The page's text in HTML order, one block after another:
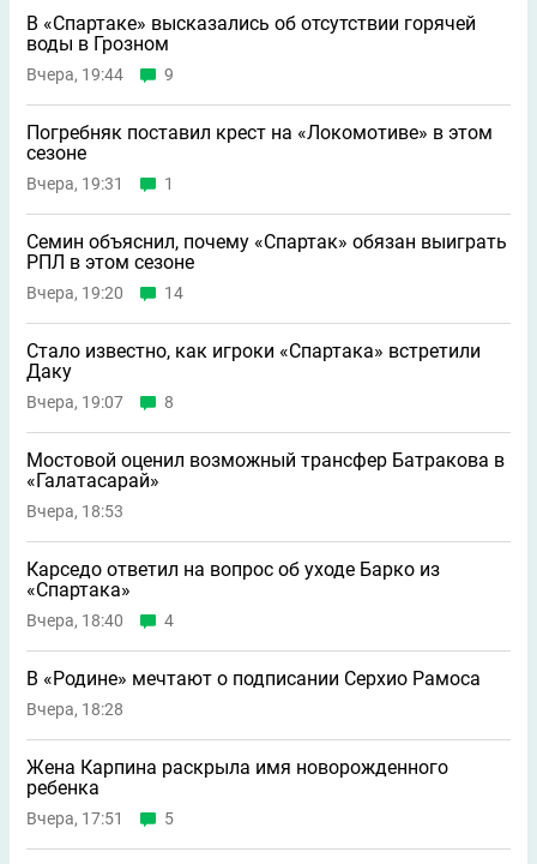
В «Спартаке» высказались об отсутствии горячей
воды в Грозном
Вчера, 19:44 9
Погребняк поставил крест на «Локомотиве» в этом
сезоне
Вчера, 19:31 1
Семин объяснил, почему «Спартак» обязан выиграть
РПЛ в этом сезоне
Вчера, 19:20 14
Стало известно, как игроки «Спартака» встретили
Даку
Вчера, 19:07 8
Мостовой оценил возможный трансфер Батракова в
«Галатасарай»
Вчера, 18:53
Карседо ответил на вопрос об уходе Барко из
«Спартака»
Вчера, 18:40 4
В «Родине» мечтают о подписании Серхио Рамоса
Вчера, 18:28
Жена Карпина раскрыла имя новорождeнного
ребeнка
Вчера, 17:51 5